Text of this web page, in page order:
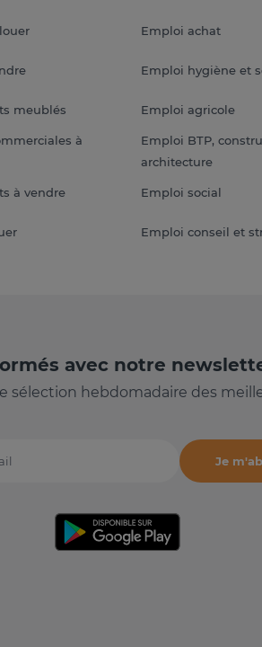
meublés
à
à vendre
Emploi achat
Emploi hygiène et
Emploi agricole
Emploi BTP,
architecture
Emploi social
Emploi conseil et
avec notre
sélection hebdomadaire des
Je